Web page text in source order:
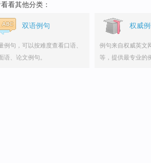
看其他分类：
双语例句
例句，可以按难度查看口语、
语、论文例句。
权威
例句来自权威英文
等，提供最专业的